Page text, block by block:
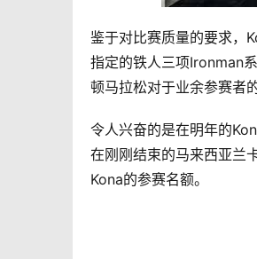
鉴于对比赛质量的要求，
指定的铁人三项Ironman
顿马拉松对于业余参赛者
令人兴奋的是在明年的
在刚刚结束的马来西亚兰
Kona的参赛名额。